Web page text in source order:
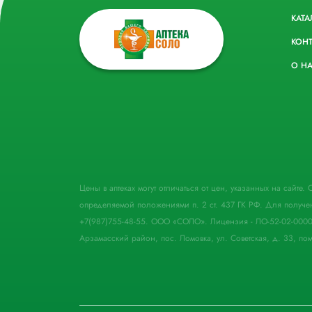
О
Цены в аптеках могут отличаться от цен, указанных на
определяемой положениями п. 2 ст. 437 ГК РФ. Для
+7(987)755-48-55. ООО «СОЛО». Лицензия - ЛО-52-02-
Арзамасский район, пос. Ломовка, ул. Советская, д. 33,